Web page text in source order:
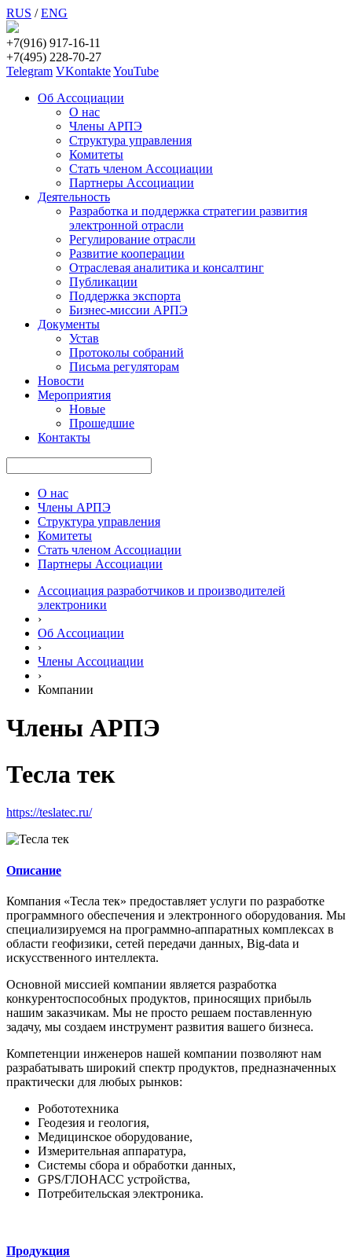
RUS /ENG
+7(916) 917-16-11
+7(495) 228-70-27
Telegram VKontakteYouTube
Об Ассоциации
О нас
Члены АРПЭ
Структура управления
Комитеты
Стать членом Ассоциации
Партнеры Ассоциации
Деятельность
Разработка и поддержка стратегии развития
электронной отрасли
Регулирование отрасли
Развитие кооперации
Отраслевая аналитика и консалтинг
Публикации
Поддержка экспорта
Бизнес-миссии АРПЭ
Документы
Устав
Протоколы собраний
Письма регуляторам
Новости
Мероприятия
Новые
Прошедшие
Контакты
О нас
Члены АРПЭ
Структура управления
Комитеты
Стать членом Ассоциации
Партнеры Ассоциации
Ассоциация разработчиков и производителей
электроники
›
Об Ассоциации
›
Члены Ассоциации
›
Компании
Члены АРПЭ
Тесла тек
https://teslatec.ru/
Описание
Компания «Тесла тек» предоставляет услуги по разработке
программного обеспечения и электронного оборудования. Мы
специализируемся на программно-аппаратных комплексах в
области геофизики, сетей передачи данных, Big-data и
искусственного интеллекта.
Основной миссией компании является разработка
конкурентоспособных продуктов, приносящих прибыль
нашим заказчикам. Мы не просто решаем поставленную
задачу, мы создаем инструмент развития вашего бизнеса.
Компетенции инженеров нашей компании позволяют нам
разрабатывать широкий спектр продуктов, предназначенных
практически для любых рынков:
Робототехника
Геодезия и геология,
Медицинское оборудование,
Измерительная аппаратура,
Системы сбора и обработки данных,
GPS/ГЛОНАСС устройства,
Потребительская электроника.
Продукция